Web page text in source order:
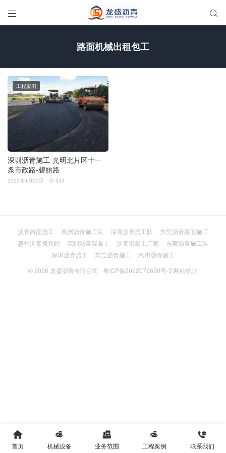
 
路面机械出租包工
深圳沥青施工-光明北片区十一
条市政路-碧丽路
工程案例
2022年4月20日  943
沥青路面施工 惠州沥青施工队 深圳沥青施工队
东莞沥青路面施工
惠州沥青搅拌站
深圳沥青混凝土 沥青混凝土厂家
东莞沥青施工队
深圳沥青施工
东莞沥青施工
惠州沥青施工
© 2026 龙盛沥青有限公司 粤ICP备2022076690号-3 网站统计

首页

机械设备

业务范围

工程案例

联系我们